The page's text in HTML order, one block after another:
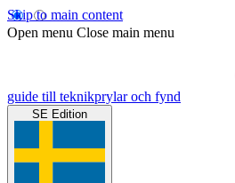
Skip to main content
Open menu Close main menu
guide till teknikprylar och fynd
SE Edition